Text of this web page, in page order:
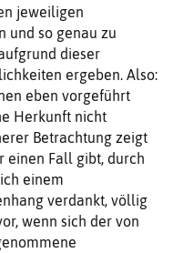
jeweiligen
und so genau zu
dieser
ergeben. Also:
eben vorgeführt
Herkunft nicht
Betrachtung zeigt
einen Fall gibt, durch
einem
verdankt, völlig
wenn sich der von